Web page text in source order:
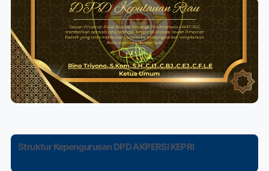
Struktur Kepengurusan DPD AKPERSI KEPRI